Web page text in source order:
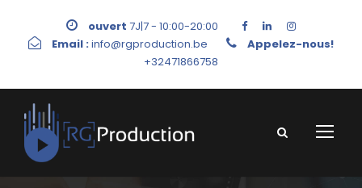
ouvert 7J|7 - 10:00-20:00
Email :info@rgproduction.be
Appelez-nous!
+32471866758